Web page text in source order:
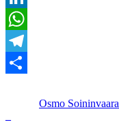
LinkedIn
WhatsApp
Telegram
Osmo Soininvaara